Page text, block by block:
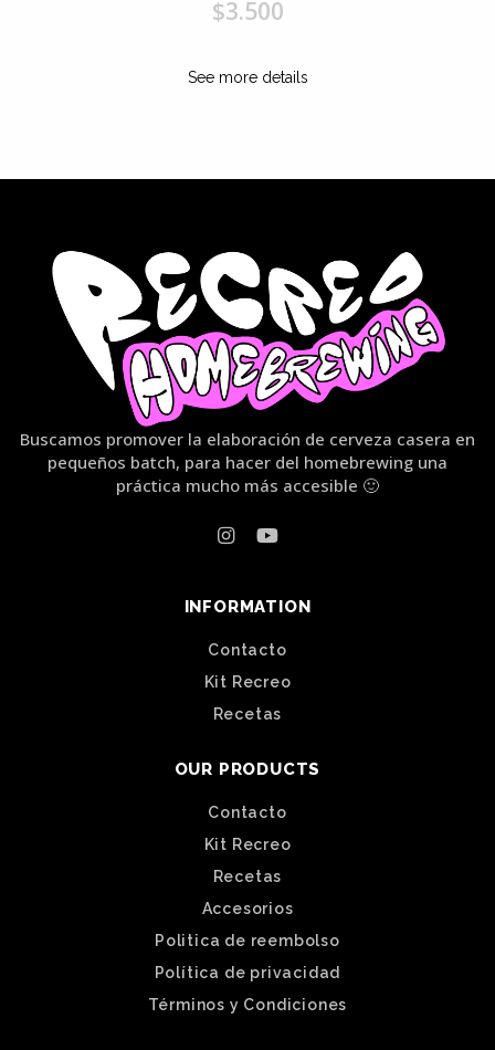
$3.500
See more details
Buscamos promover la elaboración de cerveza casera en
pequeños batch, para hacer del homebrewing una
práctica mucho más accesible 🙂
INFORMATION
Contacto
Kit Recreo
Recetas
OUR PRODUCTS
Contacto
Kit Recreo
Recetas
Accesorios
Politica de reembolso
Política de privacidad
Términos y Condiciones